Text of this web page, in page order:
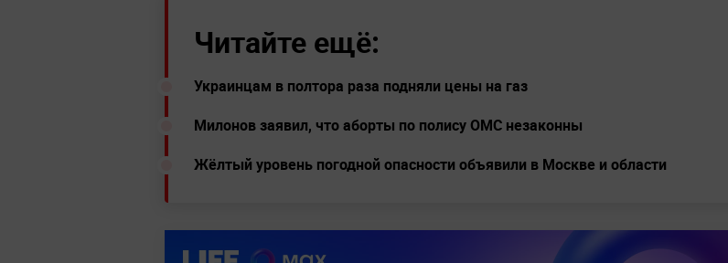
Читайте ещё:
Украинцам в полтора раза подняли цены на газ
Милонов заявил, что аборты по полису ОМС незаконны
Жёлтый уровень погодной опасности объявили в Москве и области